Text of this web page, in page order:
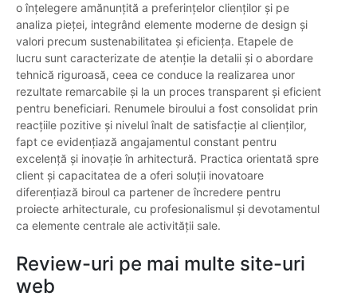
o înțelegere amănunțită a preferințelor clienților și pe
analiza pieței, integrând elemente moderne de design și
valori precum sustenabilitatea și eficiența. Etapele de
lucru sunt caracterizate de atenție la detalii și o abordare
tehnică riguroasă, ceea ce conduce la realizarea unor
rezultate remarcabile și la un proces transparent și eficient
pentru beneficiari. Renumele biroului a fost consolidat prin
reacțiile pozitive și nivelul înalt de satisfacție al clienților,
fapt ce evidențiază angajamentul constant pentru
excelență și inovație în arhitectură. Practica orientată spre
client și capacitatea de a oferi soluții inovatoare
diferențiază biroul ca partener de încredere pentru
proiecte arhitecturale, cu profesionalismul și devotamentul
ca elemente centrale ale activității sale.
Review-uri pe mai multe site-uri
web